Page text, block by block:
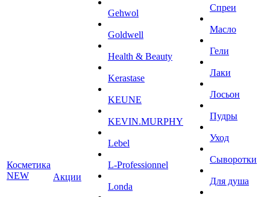
Косметика
NEW
Акции
Gehwol
Goldwell
Health & Beauty
Kerastase
KEUNE
KEVIN.MURPHY
Lebel
L-Professionnel
Londa
Спреи
Масло
Гели
Лаки
Лосьон
Пудры
Уход
Сыворотки
Для душа